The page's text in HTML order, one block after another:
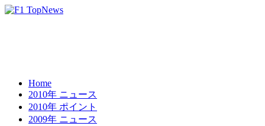
Home
2010年 ニュース
2010年 ポイント
2009年 ニュース